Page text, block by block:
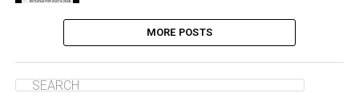
MORE POSTS